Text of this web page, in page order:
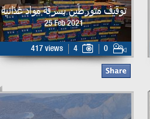
توقيف متورطَين بسرقة مواد غذائية
25 Feb 2021
417 views 4 0